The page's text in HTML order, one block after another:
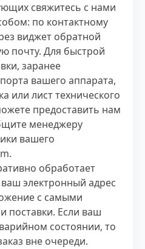
свяжитесь с нами
по контактному
виджет обратной
почту. Для быстрой
заранее
вашего аппарата,
или лист технического
предоставить нам
менеджеру
вашего
обработает
электронный адрес
с самыми
поставки. Если ваш
состоянии, то
вне очереди.